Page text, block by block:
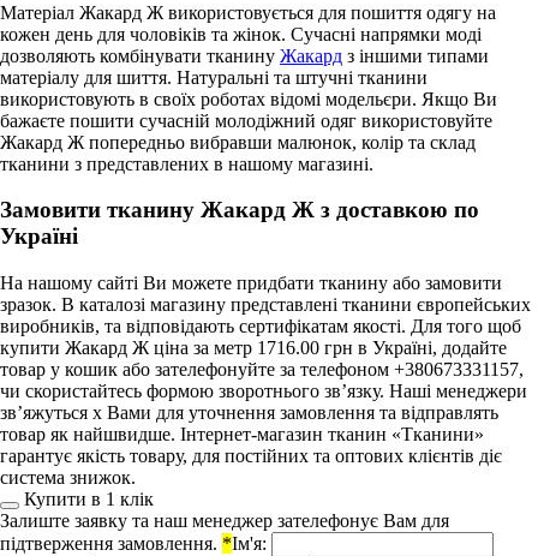
Матеріал Жакард Ж використовується для пошиття одягу на
кожен день для чоловіків та жінок. Сучасні напрямки моді
дозволяють комбінувати тканину Жакард з іншими типами
матеріалу для шиття. Натуральні та штучні тканини
використовують в своїх роботах відомі модельєри. Якщо Ви
бажаєте пошити сучасній молодіжний одяг використовуйте
Жакард Ж попередньо вибравши малюнок, колір та склад
тканини з представлених в нашому магазині.
Замовити тканину Жакард Ж з доставкою по
Україні
На нашому сайті Ви можете придбати тканину або замовити
зразок. В каталозі магазину представлені тканини європейських
виробників, та відповідають сертифікатам якості. Для того щоб
купити Жакард Ж ціна за метр 1716.00 грн в Україні, додайте
товар у кошик або зателефонуйте за телефоном +380673331157,
чи скористайтесь формою зворотнього зв’язку. Наші менеджери
зв’яжуться х Вами для уточнення замовлення та відправлять
товар як найшвидше. Інтернет-магазин тканин «Тканини»
гарантує якість товару, для постійних та оптових клієнтів діє
система знижок.
Купити в 1 клiк
Залиште заявку та наш менеджер зателефонує Вам для
підтверження замовлення. *Ім'я: